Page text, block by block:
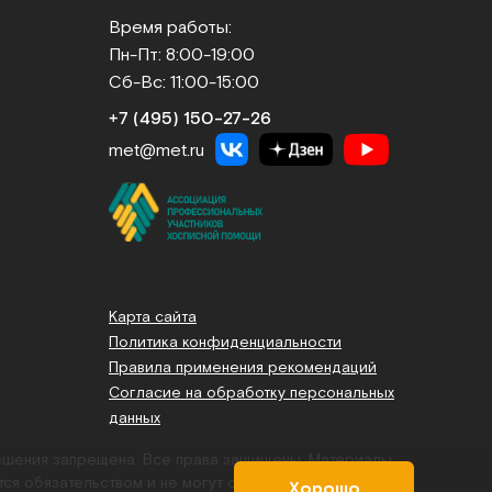
Время работы:
Пн-Пт: 8:00-19:00
Сб-Вс: 11:00-15:00
+7 (495) 150‑27‑26
met@met.ru
Карта сайта
Политика конфиденциальности
Правила применения рекомендаций
Согласие на обработку персональных
данных
запрещена. Все права защищены.Материалы,
обязательством и не могут служить основанием для
Хорошо